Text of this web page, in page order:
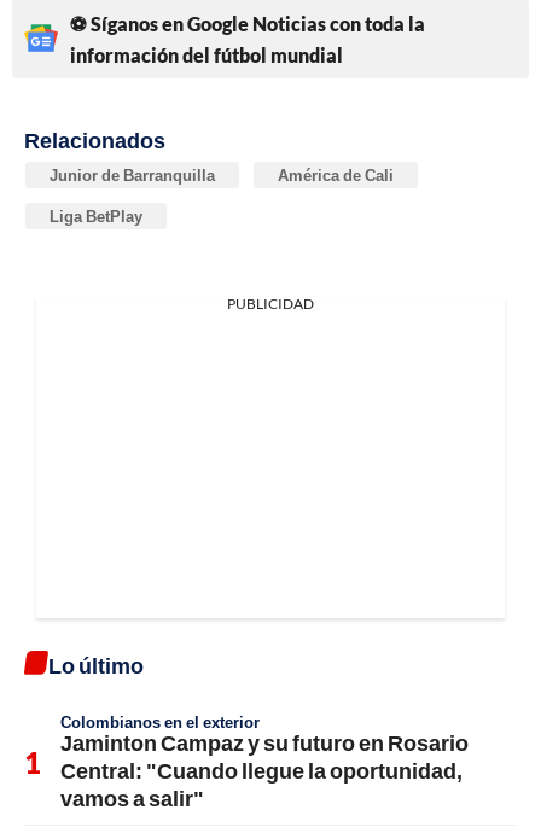
⚽ Síganos en Google Noticias con toda la
información del fútbol mundial
Relacionados
Junior de Barranquilla América de Cali
Liga BetPlay
PUBLICIDAD
Lo último
Colombianos en el exterior
Jaminton Campaz y su futuro en Rosario
Central: "Cuando llegue la oportunidad,
vamos a salir"